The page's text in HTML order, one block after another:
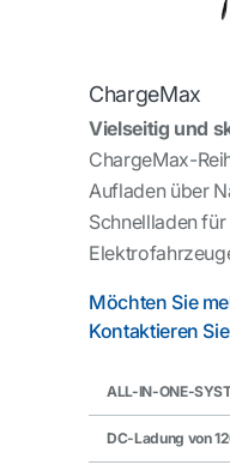
ChargeMax
Vielseitig und
ChargeMax-
Aufladen über
Schnellladen
Möchten Sie
Kontaktieren
ALL-IN-ONE-
DC-Ladung von